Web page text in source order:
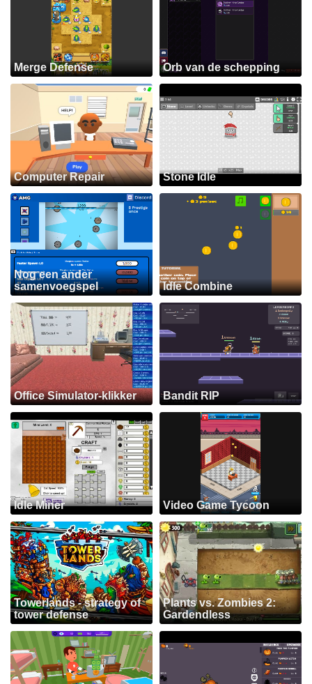
Merge Defense Orb van de schepping
Computer Repair Stone Idle
Nog een ander
samenvoegspel
Idle Combine
Office Simulator-klikker Bandit RIP
Idle Miner Video Game Tycoon
Towerlands - strategy of
tower defense
Plants vs. Zombies 2:
Gardendless